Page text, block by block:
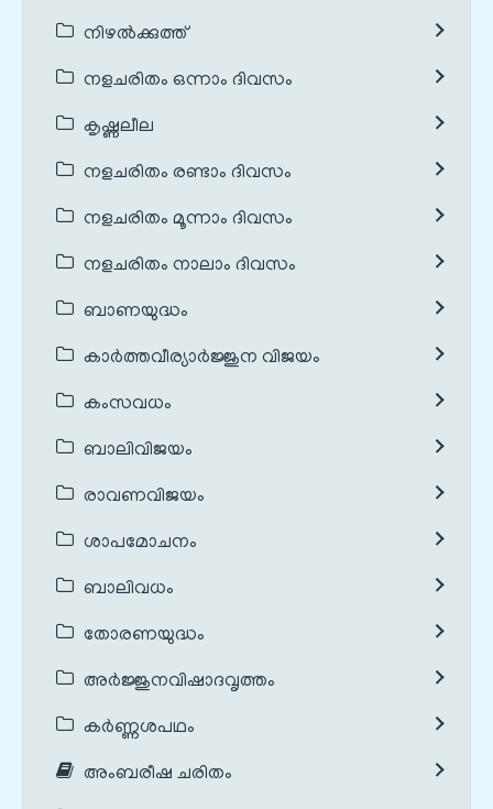
നിഴൽക്കുത്ത്
നളചരിതം ഒന്നാം ദിവസം
കൃഷ്ണലീല
നളചരിതം രണ്ടാം ദിവസം
നളചരിതം മൂന്നാം ദിവസം
നളചരിതം നാലാം ദിവസം
ബാണയുദ്ധം
കാർത്തവീര്യാർജ്ജുന വിജയം
കംസവധം
ബാലിവിജയം
രാവണവിജയം
ശാപമോചനം
ബാലിവധം
തോരണയുദ്ധം
അർജ്ജുനവിഷാദവൃത്തം
കർണ്ണശപഥം
അംബരീഷ ചരിതം